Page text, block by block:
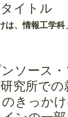
タイトル
は、情報工学科
ソース
究所で
きっか